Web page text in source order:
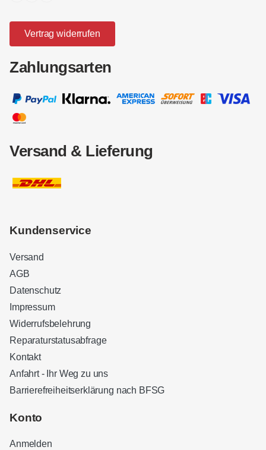
Vertrag widerrufen
Zahlungsarten
Versand & Lieferung
Kundenservice
Versand
AGB
Datenschutz
Impressum
Widerrufsbelehrung
Reparaturstatusabfrage
Kontakt
Anfahrt - Ihr Weg zu uns
Barrierefreiheitserklärung nach BFSG
Konto
Anmelden
Kundenbewertungen und Erfahrungen zu